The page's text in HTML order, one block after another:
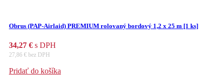
Obrus (PAP-Airlaid) PREMIUM rolovaný bordový 1,2 x 25 m [1 ks]
34,27 € s DPH
27,86 € bez DPH
Pridať do košíka